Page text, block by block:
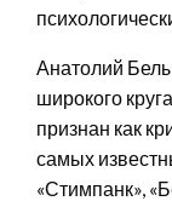
Анатолий
широкого
признан как
самых
«Стимпанк»,